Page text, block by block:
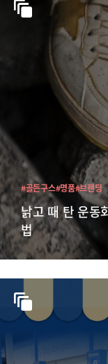
낡고 때 탄 운동
법
#골든구스#명품#브랜딩